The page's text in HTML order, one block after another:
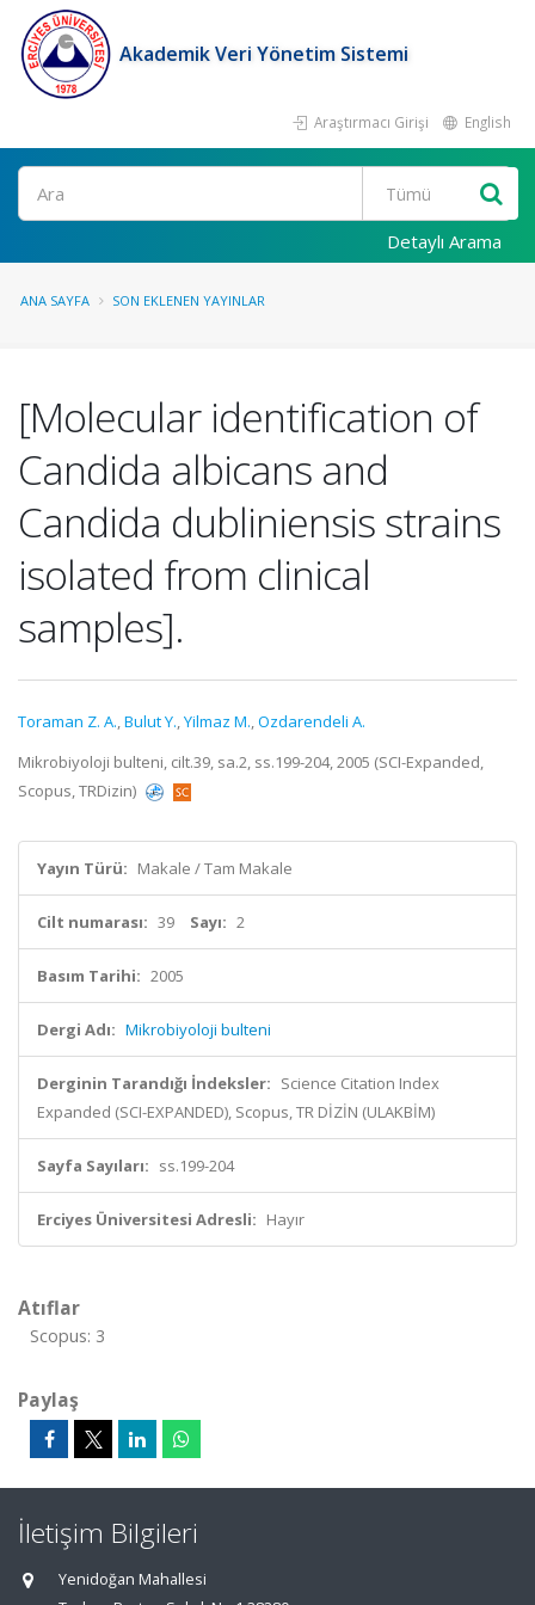
Akademik Veri Yönetim Sistemi
Araştırmacı Girişi English
Ara
Detaylı Arama
ANA SAYFA SON EKLENEN YAYINLAR
[Molecular identification of
Candida albicans and
Candida dubliniensis strains
isolated from clinical
samples].
Toraman Z. A.,Bulut Y.,Yilmaz M.,Ozdarendeli A.
Mikrobiyoloji bulteni, cilt.39, sa.2, ss.199-204, 2005 (SCI-Expanded,
Scopus, TRDizin)
Yayın Türü: Makale / Tam Makale
Cilt numarası: 39 Sayı: 2
Basım Tarihi: 2005
Dergi Adı: Mikrobiyoloji bulteni
Derginin Tarandığı İndeksler: Science Citation Index
Expanded (SCI-EXPANDED), Scopus, TR DİZİN (ULAKBİM)
Sayfa Sayıları: ss.199-204
Erciyes Üniversitesi Adresli: Hayır
Atıflar
Scopus: 3
Paylaş
İletişim Bilgileri
Yenidoğan Mahallesi